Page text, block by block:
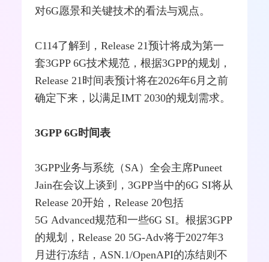
对6G愿景和关键技术的看法与观点。
C114了解到，Release 21预计将成为第一
套3GPP 6G技术规范，根据3GPP的规划，
Release 21时间表预计将在2026年6月之前
确定下来，以满足IMT 2030的规划需求。
3GPP 6G时间表
3GPP业务与系统（SA）全会主席Puneet
Jain在会议上谈到，3GPP当中的6G SI将从
Release 20开始，Release 20包括
5G Advanced规范和一些6G SI。根据3GPP
的规划，Release 20 5G-Adv将于2027年3
月进行冻结，ASN.1/OpenAPI的冻结则不